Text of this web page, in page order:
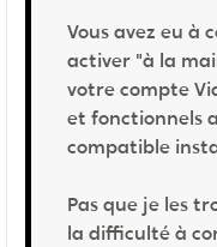
Vous avez eu à
activer "à la
votre compte
et fonctionnels
compatible
Pas que je les
la difficulté à